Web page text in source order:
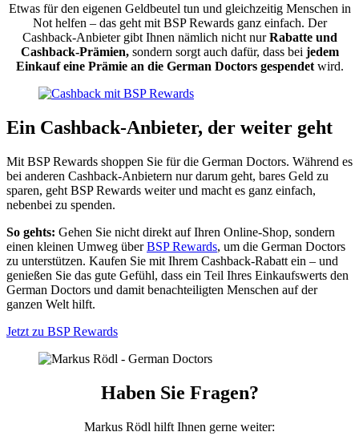
Etwas für den eigenen Geld­beutel tun und gleich­zeitig Menschen in
Not helfen – das geht mit BSP Rewards ganz einfach. Der
Cashback-Anbieter gibt Ihnen nämlich nicht nurRabatte und
Cash­back-Prämien,sondern sorgt auch dafür, dass bei jedem
Einkauf eine Prämie an die German Doctors gespendetwird.
Ein Cashback-Anbieter, der weiter geht
Mit BSP Rewards shoppen Sie für die German Doctors. Während es
bei anderen Cashback-Anbietern nur darum geht, bares Geld zu
sparen, geht BSP Rewards weiter und macht es ganz einfach,
nebenbei zu spenden.
So gehts: Gehen Sie nicht direkt auf Ihren Online-Shop, sondern
einen kleinen Umweg überBSP Rewards, um die German Doctors
zu unter­stützen. Kaufen Sie mit Ihrem Cash­back-Rabatt ein – und
genießen Sie das gute Gefühl, dass ein Teil Ihres Einkaufs­werts den
German Doctors und damit benach­teiligten Menschen auf der
ganzen Welt hilft.
Jetzt zu BSP Rewards
Haben Sie Fragen?
Markus Rödl hilft Ihnen gerne weiter: